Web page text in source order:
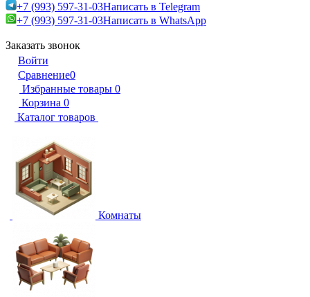
+7 (993) 597-31-03Написать в Telegram
+7 (993) 597-31-03Написать в WhatsApp
Заказать звонок
Войти
Сравнение0
Избранные товары 0
Корзина 0
Каталог товаров
Комнаты